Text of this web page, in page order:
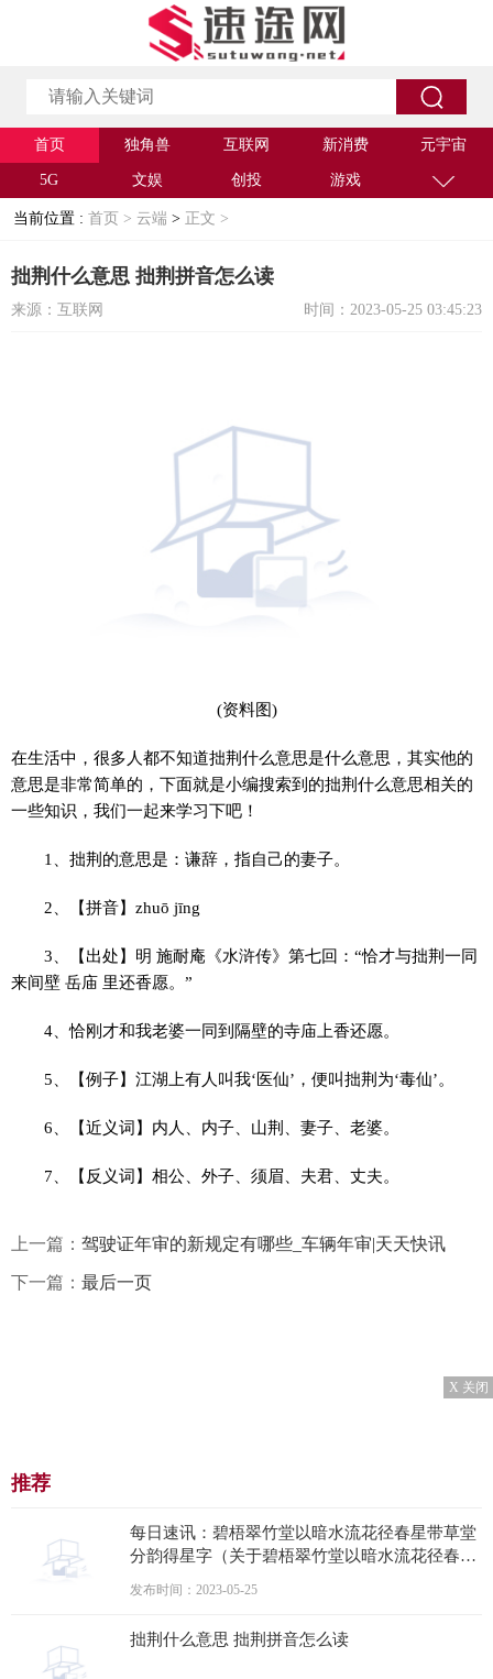
首页 独角兽 互联网 新消费 元宇宙
5G 文娱 创投 游戏
当前位置 : 首页 > 云端 > 正文 >
拙荆什么意思 拙荆拼音怎么读
来源：互联网 时间：2023-05-25 03:45:23
(资料图)
在生活中，很多人都不知道拙荆什么意思是什么意思，其实他的
意思是非常简单的，下面就是小编搜索到的拙荆什么意思相关的
一些知识，我们一起来学习下吧！
1、拙荆的意思是：谦辞，指自己的妻子。
2、【拼音】zhuō jīng
3、【出处】明 施耐庵《水浒传》第七回：“恰才与拙荆一同
来间壁 岳庙 里还香愿。”
4、恰刚才和我老婆一同到隔壁的寺庙上香还愿。
5、【例子】江湖上有人叫我‘医仙’，便叫拙荆为‘毒仙’。
6、【近义词】内人、内子、山荆、妻子、老婆。
7、【反义词】相公、外子、须眉、夫君、丈夫。
上一篇： 驾驶证年审的新规定有哪些_车辆年审|天天快讯
下一篇： 最后一页
X 关闭
推荐
每日速讯：碧梧翠竹堂以暗水流花径春星带草堂
分韵得星字（关于碧梧翠竹堂以暗水流花径春星
发布时间：2023-05-25
拙荆什么意思 拙荆拼音怎么读